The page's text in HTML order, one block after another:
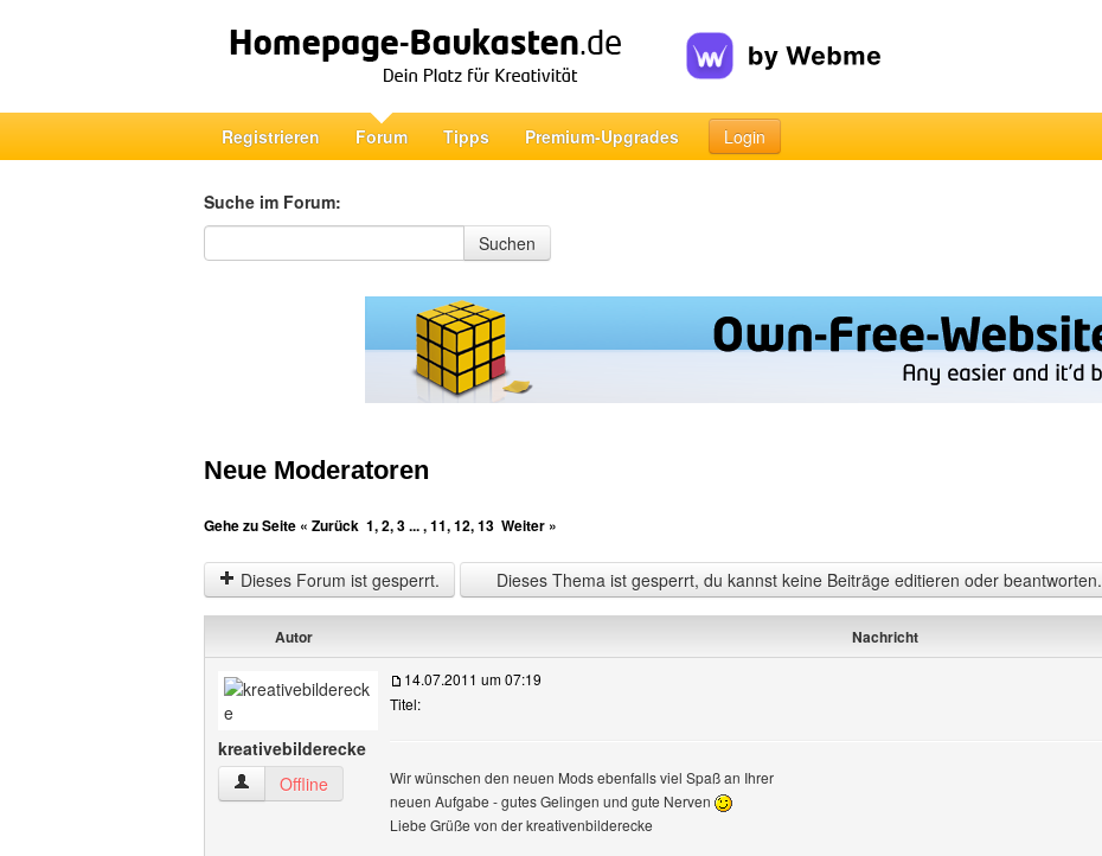
Registrieren Forum Tipps Premium-Upgrades Login
Suche im Forum:
Suche im Forum
Suchen
Neue Moderatoren
Gehe zu Seite « Zurück 1,2,3... ,11,12,13 Weiter »
Dieses Forum ist gesperrt. Dieses Thema ist gesperrt, du kannst keine Beiträge editieren oder beantworten.
Autor Nachricht
kreativebilderecke
kreativebilderecke Benutzer-Profile anzeigen
Offline
14.07.2011 um 07:19
Titel:
Wir wünschen den neuen Mods ebenfalls viel Spaß an Ihrer
neuen Aufgabe - gutes Gelingen und gute Nerven
Liebe Grüße von der kreativenbilderecke